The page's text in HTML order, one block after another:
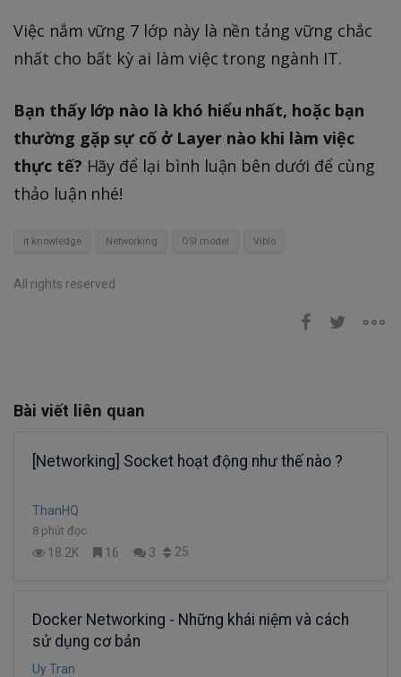
Việc nắm vững 7 lớp này là nền tảng vững chắc
nhất cho bất kỳ ai làm việc trong ngành IT.
Bạn thấy lớp nào là khó hiểu nhất, hoặc bạn
thường gặp sự cố ở Layer nào khi làm việc
thực tế? Hãy để lại bình luận bên dưới để cùng
thảo luận nhé!
it knowledge Networking OSI model Viblo
All rights reserved
Bài viết liên quan
[Networking] Socket hoạt động như thế nào ?
ThanHQ
8 phút đọc
18.2K 16 3 25
Docker Networking - Những khái niệm và cách
sử dụng cơ bản
Uy Tran